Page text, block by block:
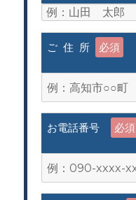
ご 住 所 必須
お電話番号 必須